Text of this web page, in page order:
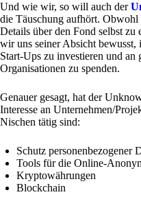
Und wie wir, so will auch der
die Täuschung aufhört.
Details über den Fond selbst zu
wir uns seiner Absicht bewusst,
Start-Ups zu investieren und an
Organisationen zu spenden.
Genauer gesagt, hat der
Interesse an Unternehmen/
Nischen tätig sind:
Schutz personenbezogener
Tools für die Online-
Kryptowährungen
Blockchain